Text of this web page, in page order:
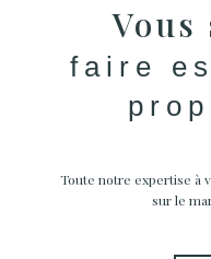
Vous
faire
Toute notre expertise à
sur le